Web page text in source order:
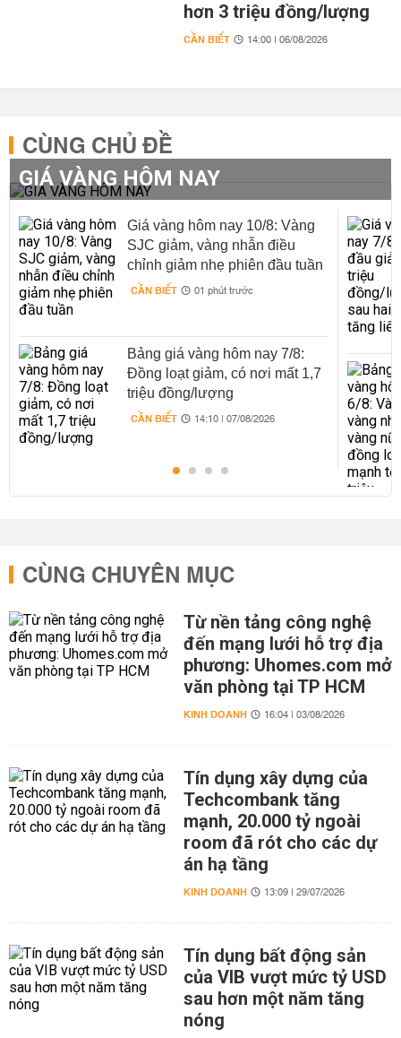
hơn 3 triệu đồng/lượng
CẦN BIẾT 14:00 | 06/08/2026
CÙNG CHỦ ĐỀ
GIÁ VÀNG HÔM NAY
Giá vàng hôm nay 10/8: Vàng
SJC giảm, vàng nhẫn điều
chỉnh giảm nhẹ phiên đầu tuần
CẦN BIẾT 01 phút trước
Bảng giá vàng hôm nay 7/8:
Đồng loạt giảm, có nơi mất 1,7
triệu đồng/lượng
CẦN BIẾT 14:10 | 07/08/2026
CÙNG CHUYÊN MỤC
Từ nền tảng công nghệ
đến mạng lưới hỗ trợ địa
phương: Uhomes.com mở
văn phòng tại TP HCM
KINH DOANH 16:04 | 03/08/2026
Tín dụng xây dựng của
Techcombank tăng
mạnh, 20.000 tỷ ngoài
room đã rót cho các dự
án hạ tầng
KINH DOANH 13:09 | 29/07/2026
Tín dụng bất động sản
của VIB vượt mức tỷ USD
sau hơn một năm tăng
nóng